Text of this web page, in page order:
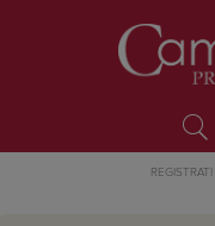
REGISTRATI